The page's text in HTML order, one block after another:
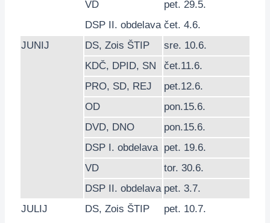
VD
pet. 29.5.
DSP II. obdelava čet. 4.6.
JUNIJ
DS, Zois ŠTIP
sre. 10.6.
KDČ, DPID, SN
čet.11.6.
PRO, SD, REJ
pet.12.6.
OD
pon.15.6.
DVD, DNO
pon.15.6.
DSP I. obdelava pet. 19.6.
VD
tor. 30.6.
DSP II. obdelava pet. 3.7.
JULIJ
DS, Zois ŠTIP
pet. 10.7.